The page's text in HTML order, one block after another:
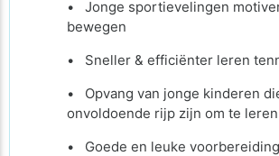
• Jonge sportievelingen
bewegen
• Sneller & efficiënter leren
• Opvang van jonge kinderen
onvoldoende rijp zijn om te
• Goede en leuke